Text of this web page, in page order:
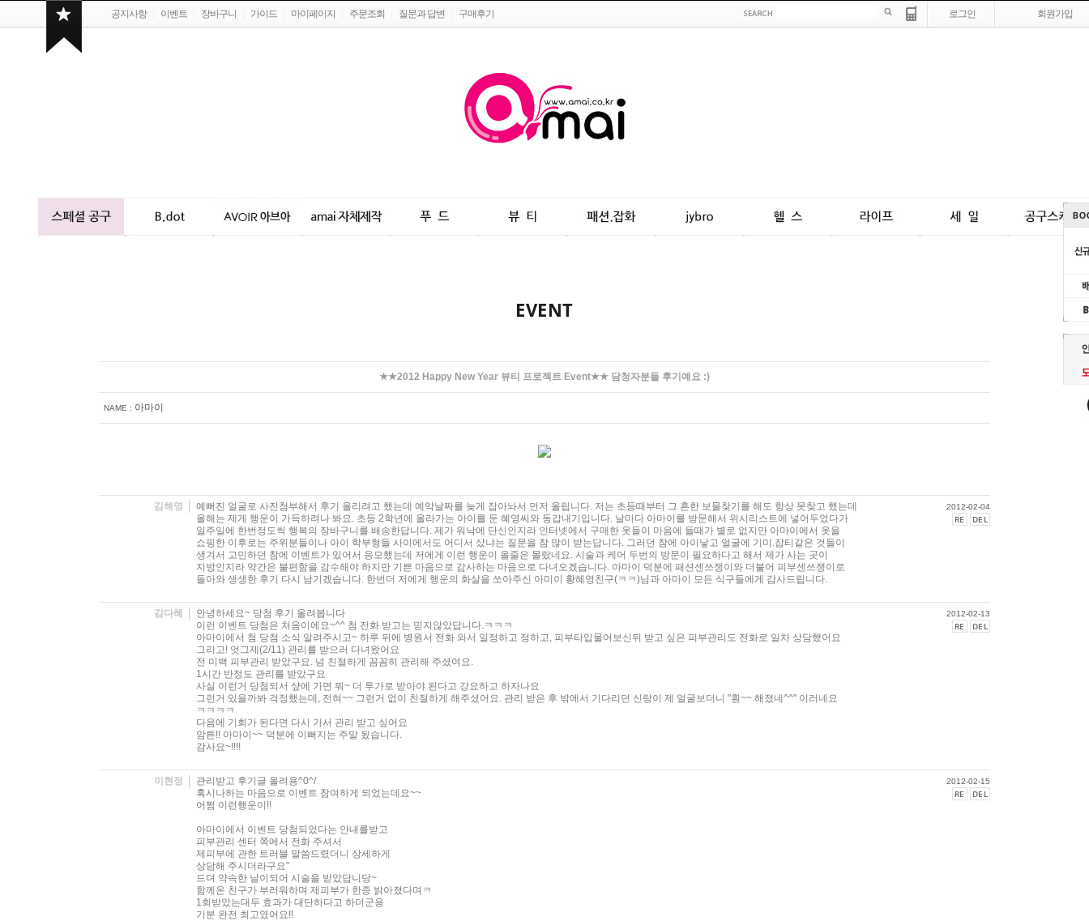
공지사항 이벤트 장바구니 가이드 마이페이지 주문조회 질문과 답변 구매후기 로그인 회원가입
EVENT
★★2012 Happy New Year 뷰티 프로젝트 Event★★ 담청자분들 후기예요 :)
NAME : 아마이
김해영
예뻐진 얼굴로 사진첨부해서 후기 올리려고 했는데 예약날짜를 늦게 잡아놔서 먼저 올립니다. 저는 초등때부터 그 흔한 보물찾기를 해도 항상 못찾고 했는데
올해는 제게 행운이 가득하려나 봐요. 초등 2학년에 올라가는 아이를 둔 혜영씨와 동갑내기입니다. 날마다 아마이를 방문해서 위시리스트에 넣어두었다가
일주일에 한번정도씩 행복의 장바구니를 배송한답니다. 제가 워낙에 단신인지라 인터넷에서 구매한 옷들이 마음에 들때가 별로 없지만 아마이에서 옷을
쇼핑한 이후로는 주위분들이나 아이 학부형들 사이에서도 어디서 샀냐는 질문을 참 많이 받는답니다. 그러던 참에 아이낳고 얼굴에 기미.잡티같은 것들이
생겨서 고민하던 참에 이벤트가 있어서 응모했는데 저에게 이런 행운이 올줄은 몰랐네요. 시술과 케어 두번의 방문이 필요하다고 해서 제가 사는 곳이
지방인지라 약간은 불편함을 감수해야 하지만 기쁜 마음으로 감사하는 마음으로 다녀오겠습니다. 아마이 덕분에 패션센쓰쟁이와 더불어 피부센쓰쟁이로
돌아와 생생한 후기 다시 남기겠습니다. 한번더 저에게 행운의 화살을 쏘아주신 아미이 황혜영친구(ㅋㅋ)님과 아마이 모든 식구들에게 감사드립니다.
2012-02-04
RE DEL
김다혜
안녕하세요~ 당첨 후기 올려봅니다
이런 이벤트 당첨은 처음이에요~^^ 첨 전화 받고는 믿지않았답니다.ㅋㅋㅋ
아마이에서 첨 당첨 소식 알려주시고~ 하루 뒤에 병원서 전화 와서 일정하고 정하고, 피부타입물어보신뒤 받고 싶은 피부관리도 전화로 일차 상담했어요
그리고! 엇그제(2/11) 관리를 받으러 다녀왔어요
전 미백 피부관리 받았구요. 넘 친절하게 꼼꼼히 관리해 주셨여요.
1시간 반정도 관리를 받았구요
사실 이런거 당첨되서 샾에 가면 뭐~ 더 투가로 받아야 된다고 강요하고 하자나요
그런거 있을까봐 걱정했는데, 전혀~~ 그런거 없이 친절하게 해주셨어요. 관리 받은 후 밖에서 기다리던 신랑이 제 얼굴보더니 "훤~~ 해졌네^^" 이러네요
ㅋㅋㅋㅋ
다음에 기회가 된다면 다시 가서 관리 받고 싶어요
암튼!! 아마이~~ 덕분에 이뻐지는 주말 됬습니다.
감사요~!!!!
2012-02-13
RE DEL
이현정
관리받고 후기글 올려용^0^/
혹시나하는 마음으로 이벤트 참여하게 되었는데요~~
어쩜 이런행운이!!
아마이에서 이벤트 당첨되었다는 안내를받고
피부관리 센터 쪽에서 전화 주셔서
제피부에 관한 트러블 말씀드렸더니 상세하게
상담해 주시더라구요"
드뎌 약속한 날이되어 시술을 받았답니당~
함께온 친구가 부러워하며 제피부가 한증 밝아졌다며ㅋ
1회받았는대두 효과가 대단하다고 하더군용
기분 완전 최고였어요!!
2012-02-15
RE DEL